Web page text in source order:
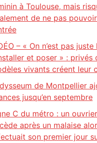
à Toulouse, mais
de ne pas
– « On n’est pas
et poser » : privés
vivants créent leur
de Montpellier
jusqu’en septembre
C du métro : un
après un malaise
son premier jour